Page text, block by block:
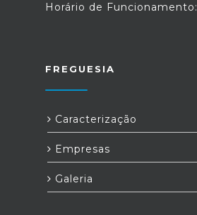
Horário de Funcionamento:
FREGUESIA
Caracterização
Empresas
Galeria